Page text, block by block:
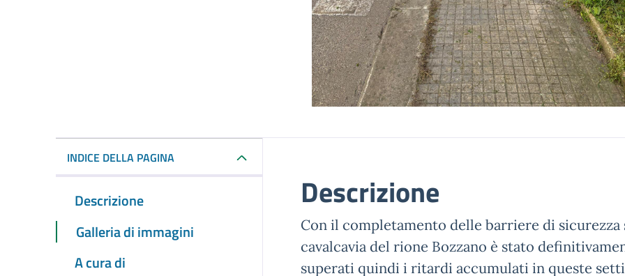
INDICE DELLA PAGINA
Descrizione
Galleria di immagini
A cura di
Descrizione
Con il completamento delle barriere di sicurezza
cavalcavia del rione Bozzano è stato
superati quindi i ritardi accumulati in queste